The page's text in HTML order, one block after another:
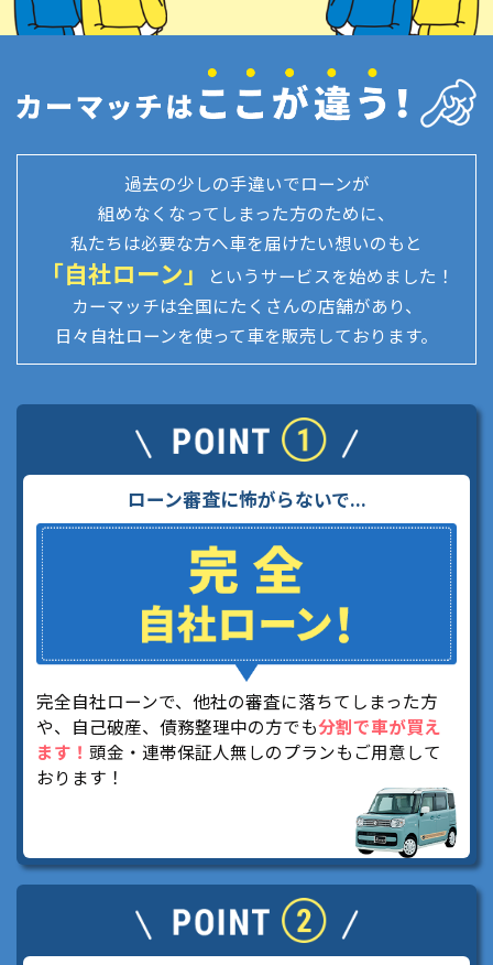
過去の少しの手違いでローンが
組めなくなってしまった方のために、
私たちは必要な方へ車を届けたい想いのもと
「自社ローン」
というサービスを始めました！
カーマッチは全国にたくさんの店舗があり、
日々自社ローンを使って車を販売しております。
ローン審査に怖がらないで...
完全自社ローンで、他社の審査に落ちてしまった方
や、自己破産、債務整理中の方でも分割で車が買え
ます！ 頭金・連帯保証人無しのプランもご用意して
おります！